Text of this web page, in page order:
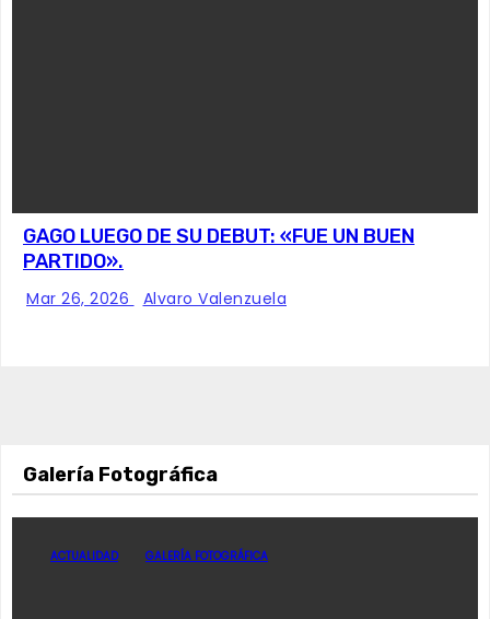
GAGO LUEGO DE SU DEBUT: «FUE UN BUEN
PARTIDO».
Mar 26, 2026 Alvaro Valenzuela
Galería Fotográfica
ACTUALIDAD GALERÍA FOTOGRÁFICA